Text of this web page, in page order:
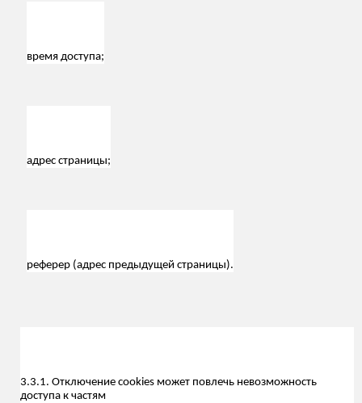
время доступа;
адрес страницы;
реферер (адрес предыдущей страницы).
3.3.1. Отключение cookies может повлечь невозможность
доступа к частям